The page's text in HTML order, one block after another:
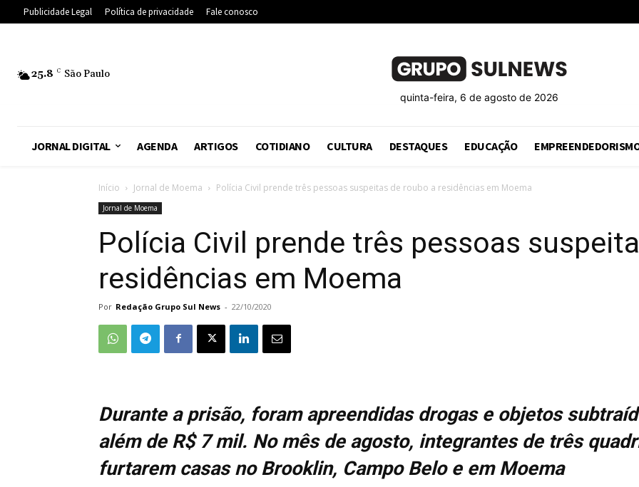
Publicidade Legal Política de privacidade Fale conosco
25.8 C São Paulo
quinta-feira, 6 de agosto de 2026
JORNAL DIGITAL AGENDA ARTIGOS COTIDIANO CULTURA DESTAQUES EDUCAÇÃO
Início Jornal de Moema Polícia Civil prende três pessoas suspeitas de roubo a residências em Moema
Jornal de Moema
Polícia Civil prende três pessoas
residências em Moema
Por Redação Grupo Sul News - 22/10/2020
Durante a prisão, foram apreendidas drogas e objetos
além de R$ 7 mil. No mês de agosto, integrantes de três
furtarem casas no Brooklin, Campo Belo e em Moema